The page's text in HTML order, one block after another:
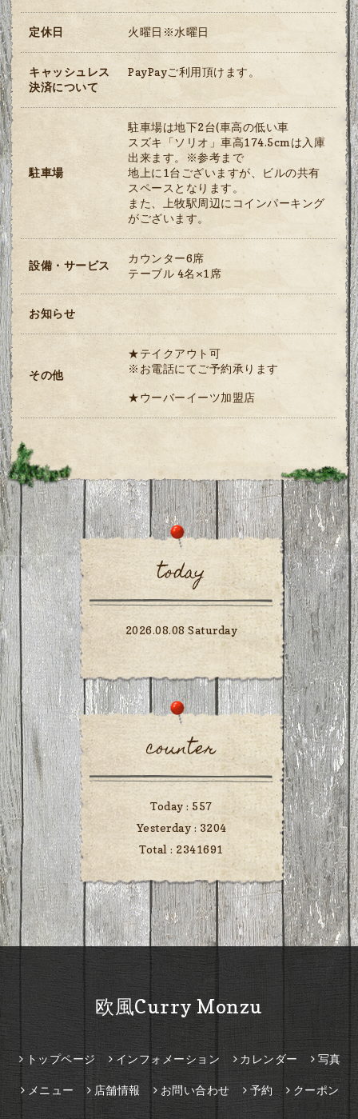
定休日 火曜日※水曜日
キャッシュレス
決済について
PayPayご利用頂けます。
駐車場
駐車場は地下2台(車高の低い車
スズキ「ソリオ」車高174.5cmは入庫
出来ます。※参考まで
地上に1台ございますが、ビルの共有
スペースとなります。
また、上牧駅周辺にコインパーキング
がございます。
設備・サービス
カウンター6席
テーブル 4名×1席
お知らせ
その他
★テイクアウト可
※お電話にてご予約承ります
★ウーバーイーツ加盟店
today
2026.08.08 Saturday
counter
Today : 557
Yesterday : 3204
Total : 2341691
欧風Curry Monzu
トップページ インフォメーション カレンダー 写真
メニュー 店舗情報 お問い合わせ 予約 クーポン